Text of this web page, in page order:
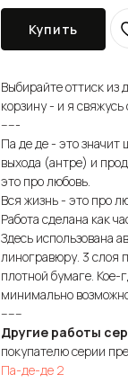
Купить
Выбирайте оттиск
корзину - и я
-----
Па де де - это значит
выхода (антре) и
это про любовь.
Вся жизнь - это про
Работа сделана как
Здесь использована
линогравюру. 3 слоя
плотной бумаге.
минимально
------
Другие работы
покупателю серии
Па-де-де 2